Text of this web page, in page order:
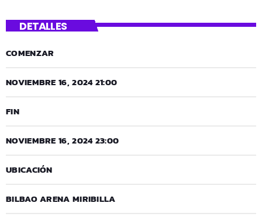
DETALLES
COMENZAR
NOVIEMBRE 16, 2024 21:00
FIN
NOVIEMBRE 16, 2024 23:00
UBICACIÓN
BILBAO ARENA MIRIBILLA